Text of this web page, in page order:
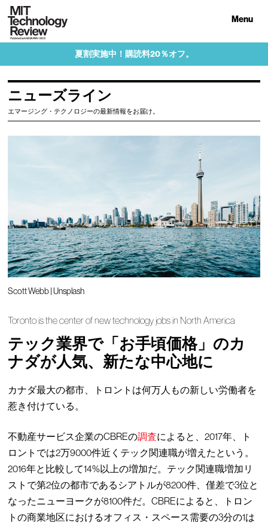
Menu
夏割実施中！購読料20％オフ。
ニューズライン
エマージング・テクノロジーの最新情報をお届け。
Scott Webb | Unsplash
Toronto is the center of new technology jobs in North America
テック業界で「お手頃価格」のカ
ナダが人気、新たな中心地に
カナダ最大の都市、トロントは何万人もの新しい労働者を
惹き付けている。
不動産サービス企業のCBREの調査によると、2017年、ト
ロントでは2万9000件近くテック関連職が増えたという。
2016年と比較して14%以上の増加だ。テック関連職増加リ
ストで第2位の都市であるシアトルが8200件、僅差で3位と
なったニューヨークが8100件だ。CBREによると、トロン
トの商業地区におけるオフィス・スペース需要の3分の1は